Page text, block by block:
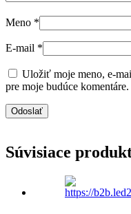
Meno *
E-mail *
Uložiť moje meno, e-
pre moje budúce komentáre.
Súvisiace